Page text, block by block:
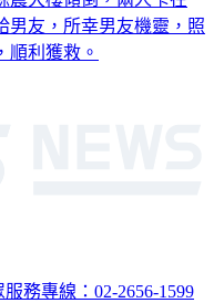
男友，所幸男友機靈，照
順利獲救。
服務專線：02-2656-1599